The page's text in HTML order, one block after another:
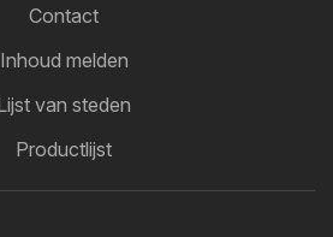
Contact
Inhoud melden
van steden
Productlijst